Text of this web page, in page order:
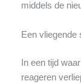
middels de
Een vliegende
In een tijd
reageren